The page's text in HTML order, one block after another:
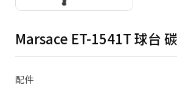
Marsace ET-1541T 球台
配件